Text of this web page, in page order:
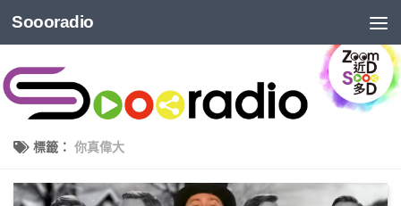
Soooradio
標籤： 你真偉大